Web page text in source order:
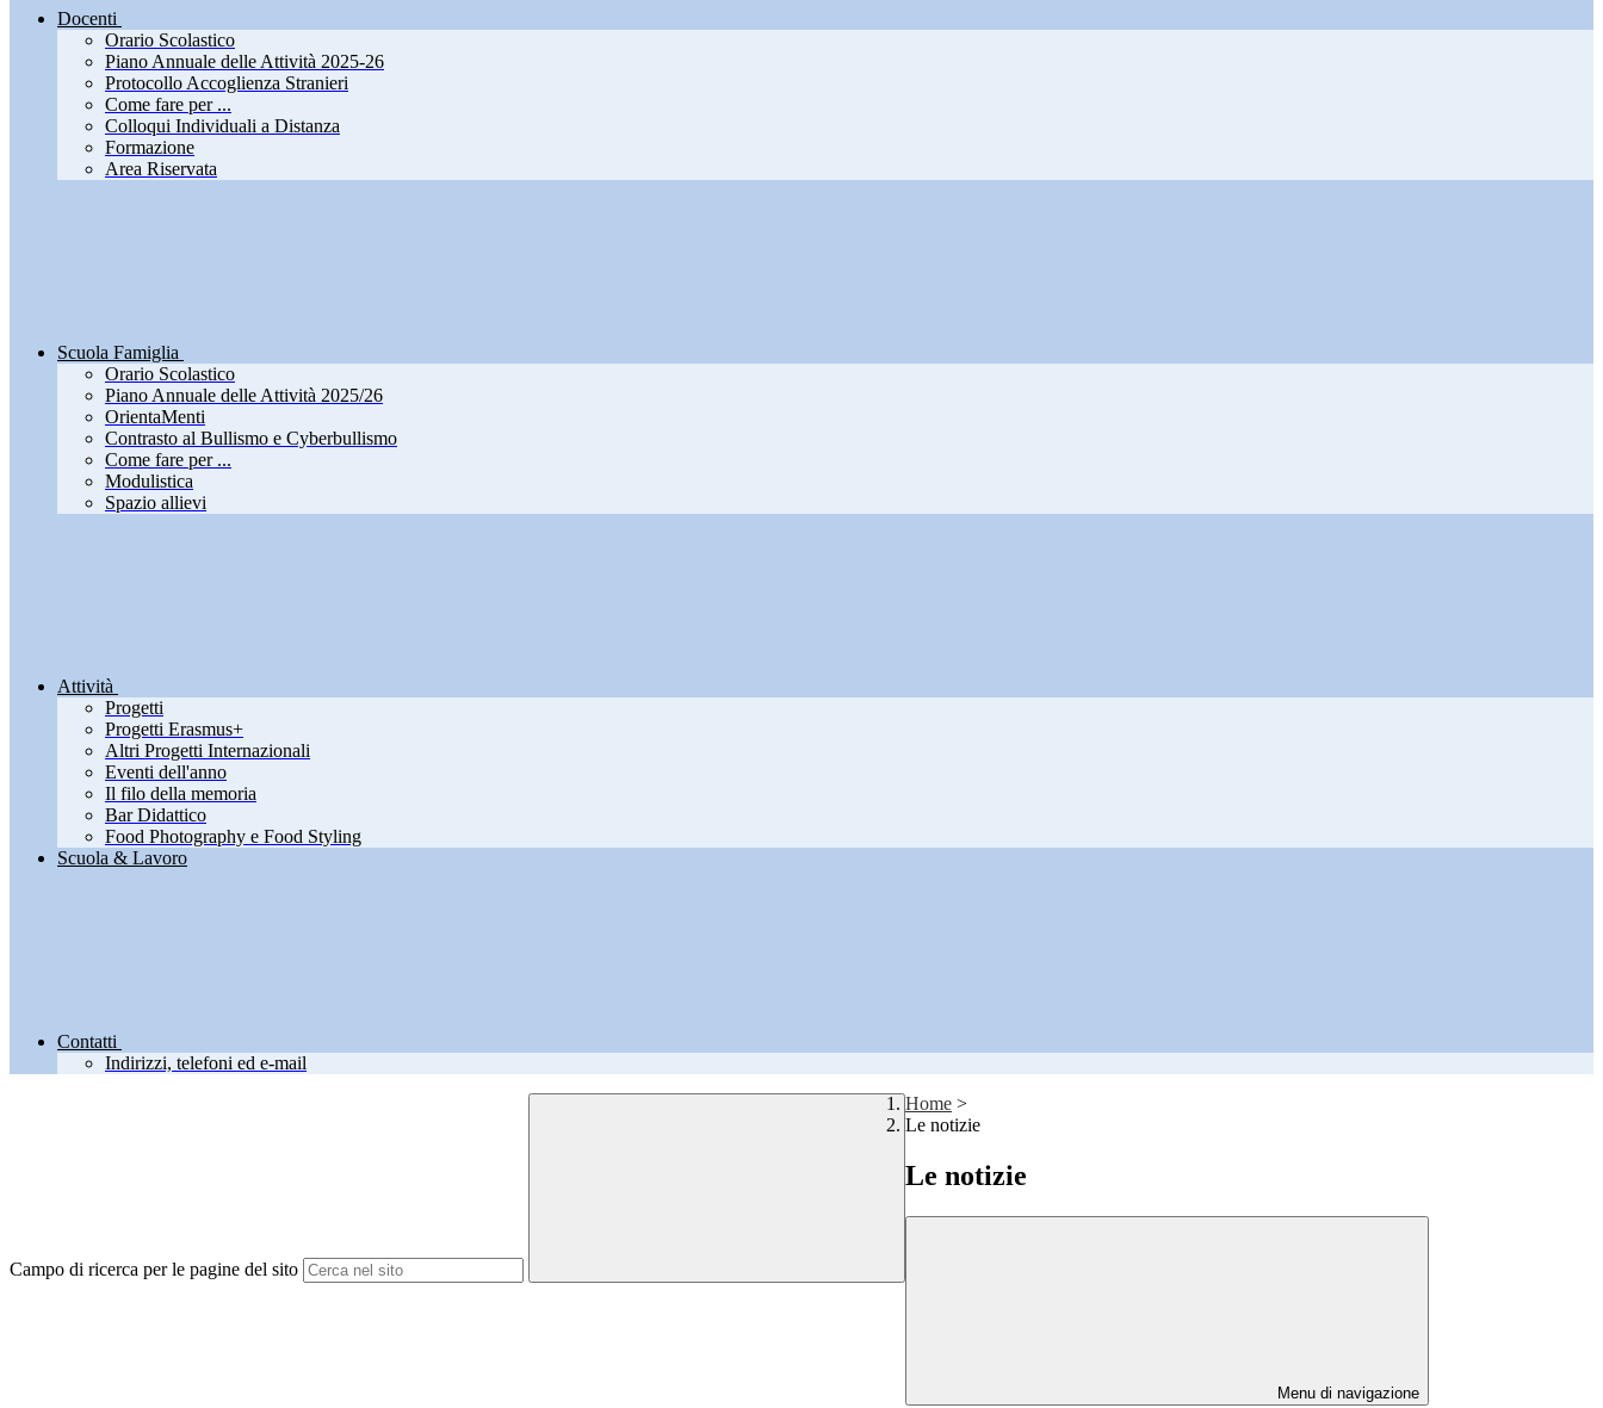
Docenti
Orario Scolastico
Piano Annuale delle Attività 2025-26
Protocollo Accoglienza Stranieri
Come fare per ...
Colloqui Individuali a Distanza
Formazione
Area Riservata
Scuola Famiglia
Orario Scolastico
Piano Annuale delle Attività 2025/26
OrientaMenti
Contrasto al Bullismo e Cyberbullismo
Come fare per ...
Modulistica
Spazio allievi
Attività
Progetti
Progetti Erasmus+
Altri Progetti Internazionali
Eventi dell'anno
Il filo della memoria
Bar Didattico
Food Photography e Food Styling
Scuola & Lavoro
Contatti
Indirizzi, telefoni ed e-mail
Campo di ricerca per le pagine del sito
Home >
Le notizie
Le notizie
Menu di navigazione